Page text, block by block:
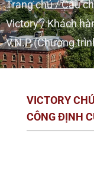
c
o
n
t
Trang chủ/Câu
Victory/Khách
V.N.P (Chương
VICTORY
CÔNG ĐỊNH